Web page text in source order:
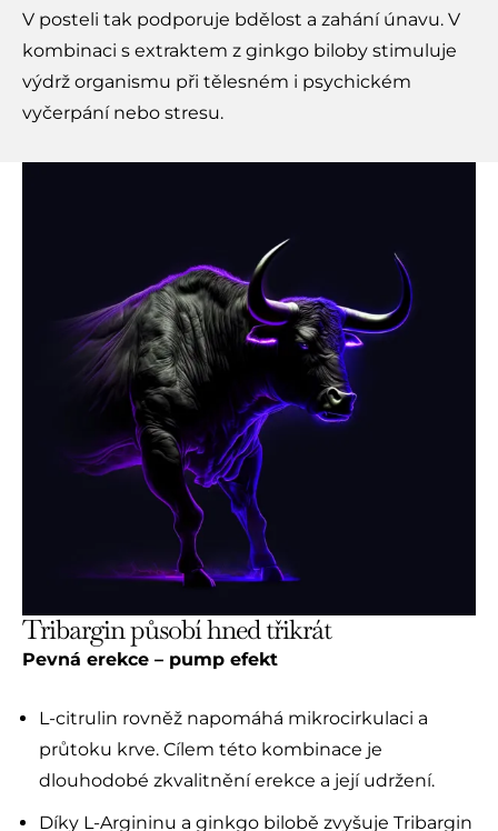
V posteli tak podporuje bdělost a zahání únavu. V
kombinaci s extraktem z ginkgo biloby stimuluje
výdrž organismu při tělesném i psychickém
vyčerpání nebo stresu.
Tribargin působí hned třikrát
Pevná erekce – pump efekt
L-citrulin rovněž napomáhá mikrocirkulaci a
průtoku krve. Cílem této kombinace je
dlouhodobé zkvalitnění erekce a její udržení.
Díky L-Argininu a ginkgo bilobě zvyšuje Tribargin